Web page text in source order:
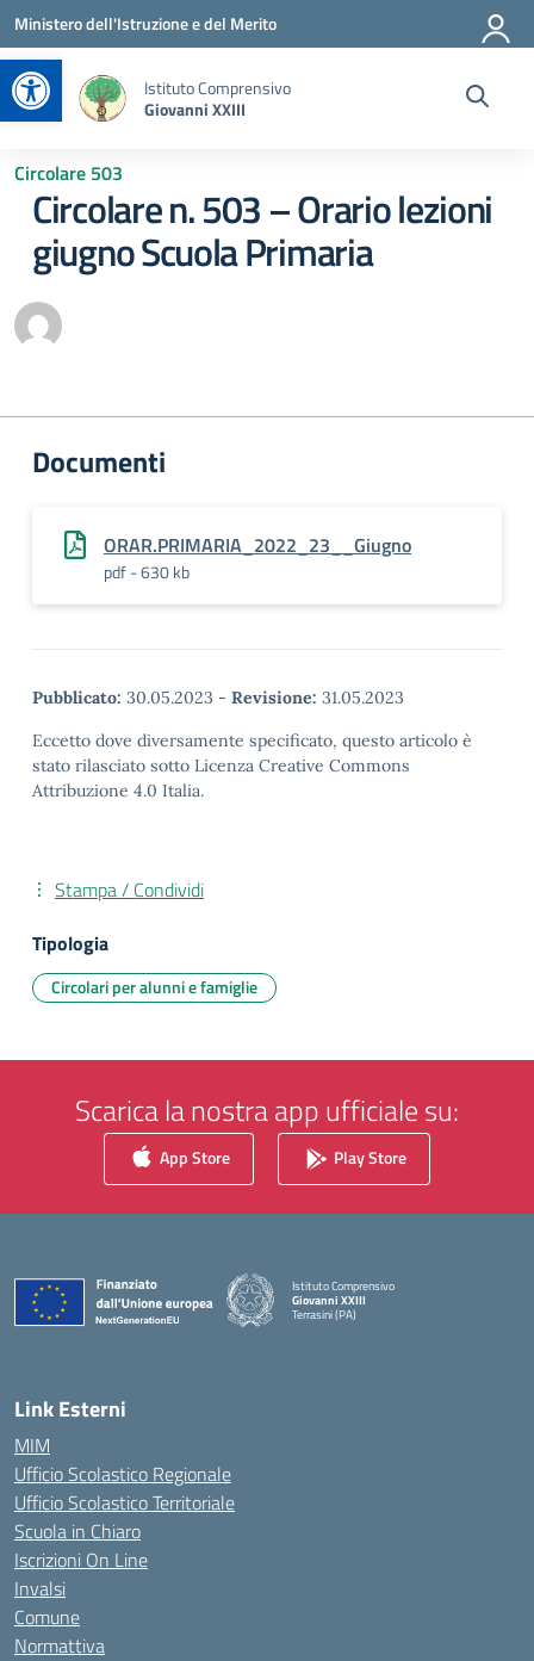
Apri la barra degli strumenti
Vai ai contenuti
Vai al menu di navigazione
Vai al footer
Ministero dell'Istruzione e del Merito
Istituto Comprensivo
Giovanni XXIII
Circolare 503
Circolare n. 503 – Orario lezioni
giugno Scuola Primaria
Documenti
ORAR.PRIMARIA_2022_23__Giugno
pdf - 630 kb
Pubblicato: 30.05.2023 - Revisione: 31.05.2023
Eccetto dove diversamente specificato, questo articolo è
stato rilasciato sotto Licenza Creative Commons
Attribuzione 4.0 Italia.
Stampa / Condividi
Tipologia
Circolari per alunni e famiglie
Scarica la nostra app ufficiale su:
App Store Play Store
Istituto Comprensivo
Giovanni XXIII
Terrasini (PA)
Link Esterni
MIM
Ufficio Scolastico Regionale
Ufficio Scolastico Territoriale
Scuola in Chiaro
Iscrizioni On Line
Invalsi
Comune
Normattiva